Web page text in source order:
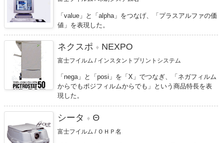
「value」と「alpha」をつなげ、「プラスアルファの価
値」を表現した。
ネクスポ ♦ NEXPO
富士フイルム / インスタントプリントシステム
「nega」と「posi」を「X」でつなぎ、「ネガフィルム
からでもポジフィルムからでも」という商品特長を表
現した。
シータ ♦ Θ
富士フイルム / ＯＨＰ名